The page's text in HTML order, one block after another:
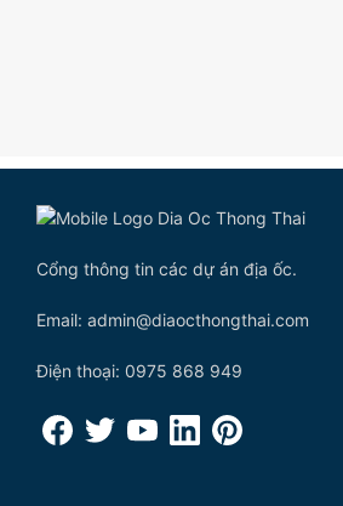
Cổng thông tin các dự án địa ốc.
Email: admin@diaocthongthai.com
Điện thoại: 0975 868 949